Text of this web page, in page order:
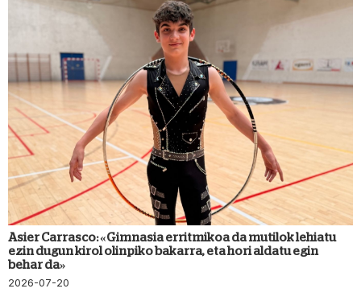
Asier Carrasco: «Gimnasia erritmikoa da mutilok lehiatu
ezin dugun kirol olinpiko bakarra, eta hori aldatu egin
behar da»
2026-07-20